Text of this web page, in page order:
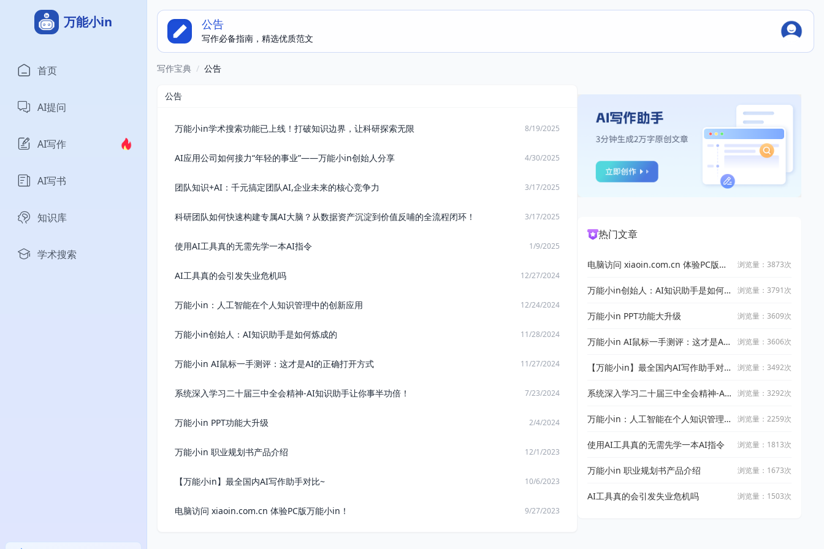
万能小in
首页
AI提问
AI写作
AI写书
知识库
学术搜索
公告
写作必备指南，精选优质范文
写作宝典 / 公告
公告
万能小in学术搜索功能已上线！打破知识边界，让科研探索无限 8/19/2025
AI应用公司如何接力“年轻的事业”——万能小in创始人分享 4/30/2025
团队知识+AI：千元搞定团队AI,企业未来的核心竞争力 3/17/2025
科研团队如何快速构建专属AI大脑？从数据资产沉淀到价值反哺的全流程闭环！ 3/17/2025
使用AI工具真的无需先学一本AI指令 1/9/2025
AI工具真的会引发失业危机吗 12/27/2024
万能小in：人工智能在个人知识管理中的创新应用 12/24/2024
万能小in创始人：AI知识助手是如何炼成的 11/28/2024
万能小in AI鼠标一手测评：这才是AI的正确打开方式 11/27/2024
系统深入学习二十届三中全会精神-AI知识助手让你事半功倍！ 7/23/2024
万能小in PPT功能大升级 2/4/2024
万能小in 职业规划书产品介绍 12/1/2023
【万能小in】最全国内AI写作助手对比~ 10/6/2023
电脑访问 xiaoin.com.cn 体验PC版万能小in！ 9/27/2023
热门文章
电脑访问 xiaoin.com.cn 体验PC版万
浏览量：3873次
万能小in创始人：AI知识助手是如何
浏览量：3791次
万能小in PPT功能大升级 浏览量：3609次
万能小in AI鼠标一手测评：这才是AI
浏览量：3606次
【万能小in】最全国内AI写作助手对
浏览量：3492次
系统深入学习二十届三中全会精神-AI
浏览量：3292次
万能小in：人工智能在个人知识管理
浏览量：2259次
使用AI工具真的无需先学一本AI指令 浏览量：1813次
万能小in 职业规划书产品介绍 浏览量：1673次
AI工具真的会引发失业危机吗 浏览量：1503次